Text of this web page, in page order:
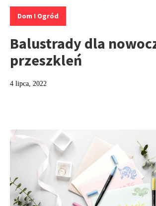
Kategorie:
Dom I Ogród
Balustrady dla
przeszkleń
4 lipca, 2022